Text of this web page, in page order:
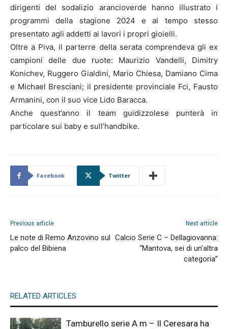
dirigenti del sodalizio arancioverde hanno illustrato i
programmi della stagione 2024 e al tempo stesso
presentato agli addetti ai lavori i propri gioielli.
Oltre a Piva, il parterre della serata comprendeva gli ex
campioni delle due ruote: Maurizio Vandelli, Dimitry
Konichev, Ruggero Gialdini, Mario Chiesa, Damiano Cima
e Michael Bresciani; il presidente provinciale Fci, Fausto
Armanini, con il suo vice Lido Baracca.
Anche quest’anno il team guidizzolese punterà in
particolare sui baby e sull’handbike.
Facebook Twitter
Previous article
Le note di Remo Anzovino sul
palco del Bibiena
Next article
Calcio Serie C – Dellagiovanna:
“Mantova, sei di un’altra
categoria”
RELATED ARTICLES
Tamburello serie A m – Il Ceresara ha